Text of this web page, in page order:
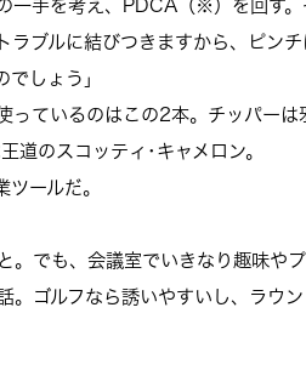
一手を考え、PDCA（※）を回す
ブルに結びつきますから、ピン
しょう」
っているのはこの2本。チッパー
道のスコッティ･キャメロン。
ールだ。
。でも、会議室でいきなり趣味や
ゴルフなら誘いやすいし、ラウ